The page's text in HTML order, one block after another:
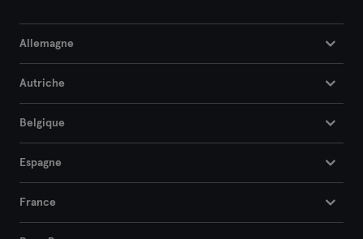
Allemagne
Autriche
Belgique
Espagne
France